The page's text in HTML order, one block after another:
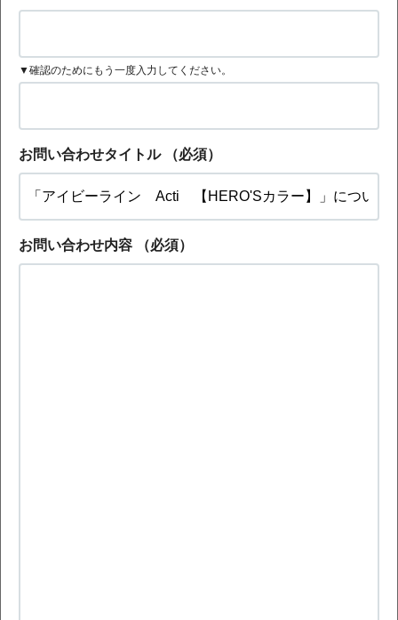
▼確認のためにもう一度入力してください。
お問い合わせタイトル （必須）
お問い合わせ内容 （必須）